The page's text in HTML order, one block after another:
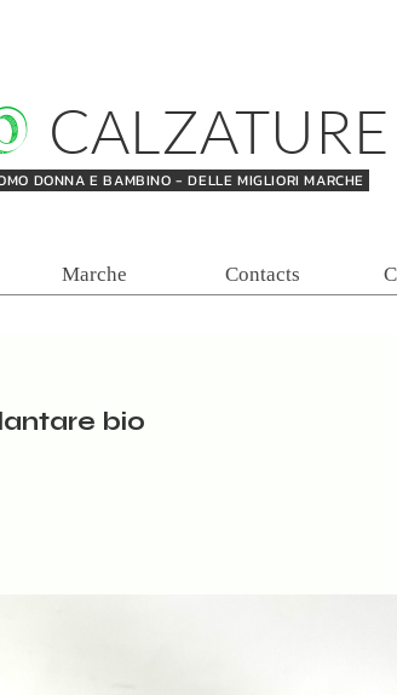
DONNA E BAMBINO - DELLE MIGLIORI MARCHE
CALZATURE
Marche Contacts
bio